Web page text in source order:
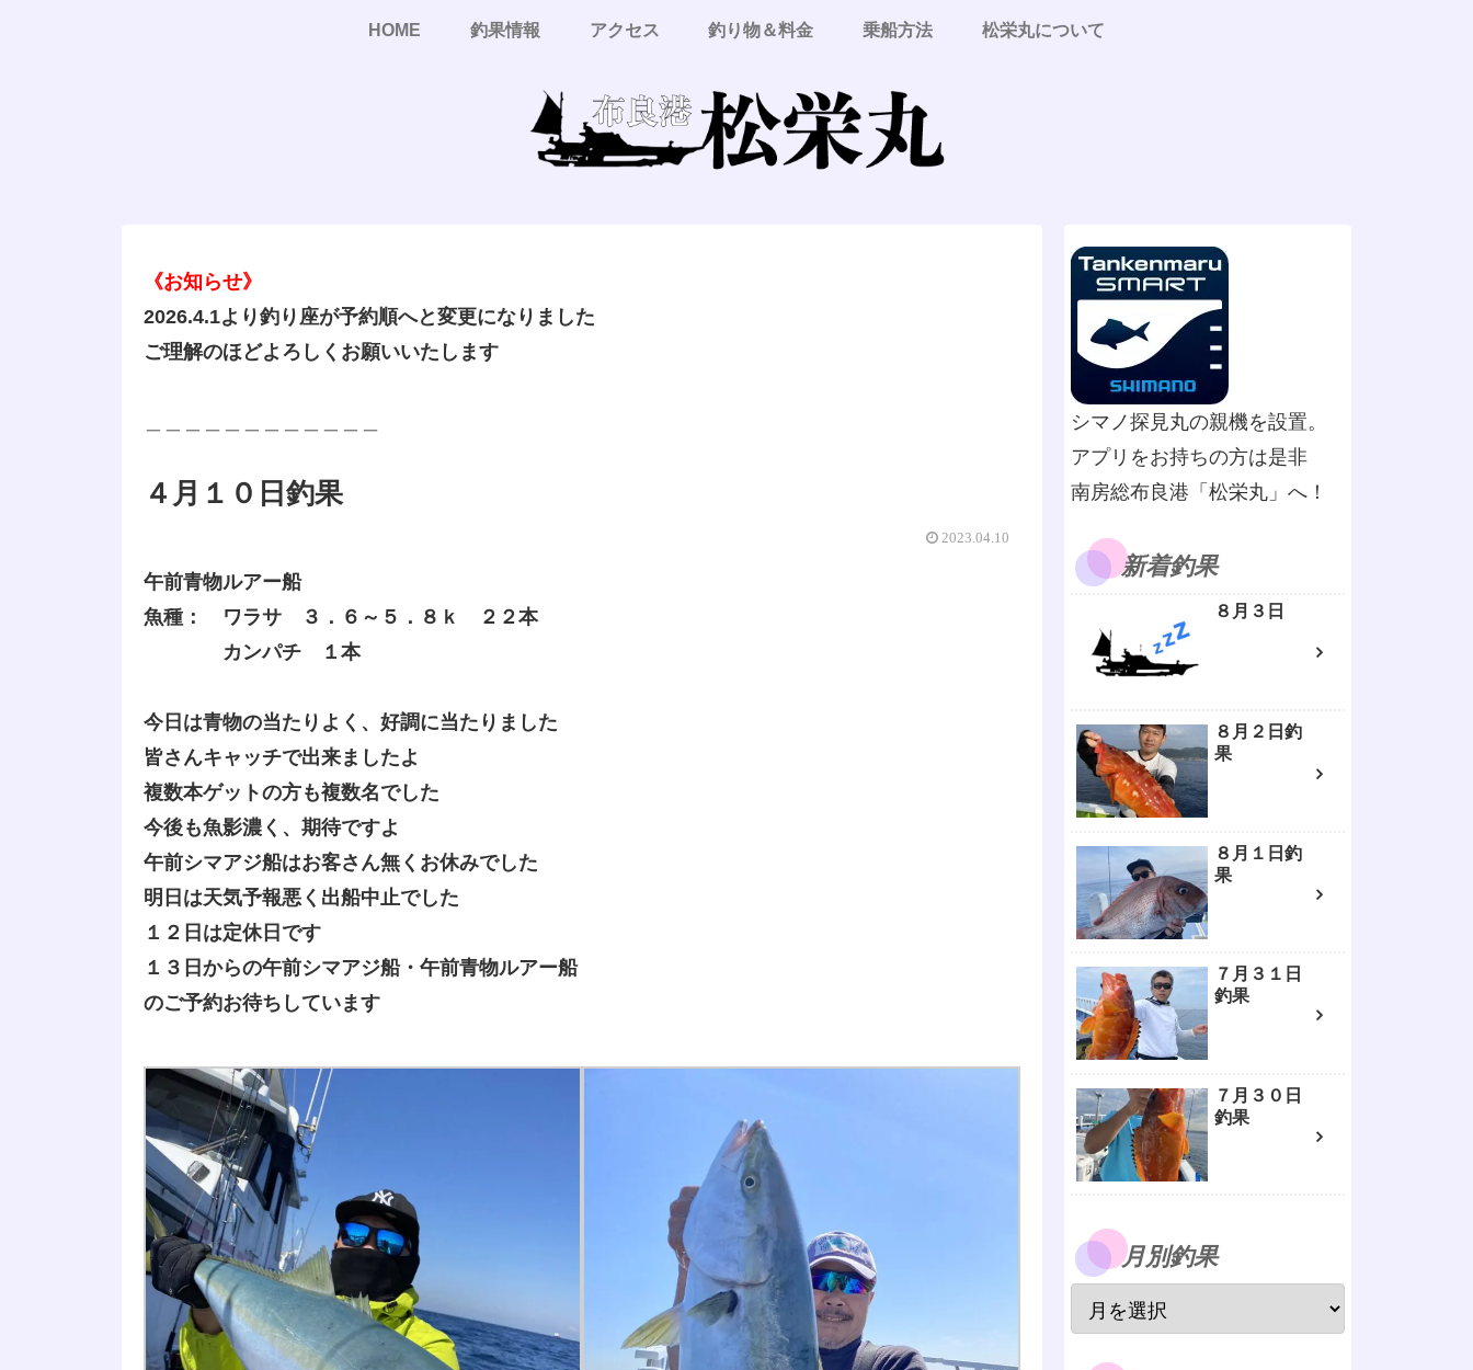
HOME 釣果情報 アクセス 釣り物＆料金 乗船方法 松栄丸について
《お知らせ》
2026.4.1より釣り座が予約順へと変更になりました
ご理解のほどよろしくお願いいたします
４月１０日釣果
2023.04.10
午前青物ルアー船
魚種： ワラサ ３．６～５．８ｋ ２２本
カンパチ １本
今日は青物の当たりよく、好調に当たりました
皆さんキャッチで出来ましたよ
複数本ゲットの方も複数名でした
今後も魚影濃く、期待ですよ
午前シマアジ船はお客さん無くお休みでした
明日は天気予報悪く出船中止でした
１２日は定休日です
１３日からの午前シマアジ船・午前青物ルアー船
のご予約お待ちしています
シマノ探見丸の親機を設置。
アプリをお持ちの方は是非
南房総布良港「松栄丸」へ！
新着釣果
８月３日
８月２日釣
果
８月１日釣
果
７月３１日
釣果
７月３０日
釣果
月別釣果